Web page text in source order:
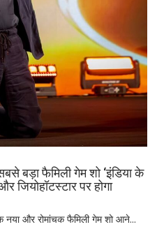
बड़ा फैमिली गेम शो ‘इंडिया के
जियोहॉटस्टार पर होगा
नया और रोमांचक फैमिली गेम शो आने...